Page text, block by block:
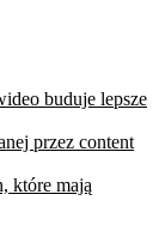
buduje lepsze
przez content
które mają